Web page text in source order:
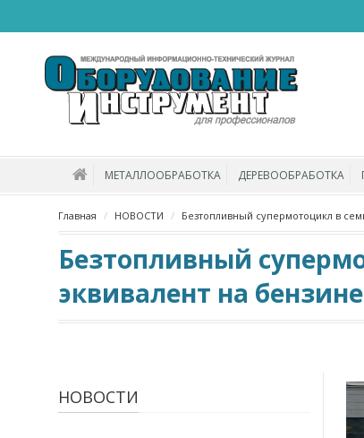
МЕТАЛЛООБРАБОТКА ДЕРЕВООБРАБОТКА
Главная НОВОСТИ Безтопливный супермотоцикл в
Безтопливный
эквивалент на
НОВОСТИ